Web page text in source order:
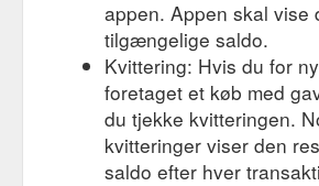
appen. Appen skal vise
tilgængelige saldo.
Kvittering: Hvis du for
foretaget et køb med
du tjekke kvitteringen.
kvitteringer viser den
saldo efter hver